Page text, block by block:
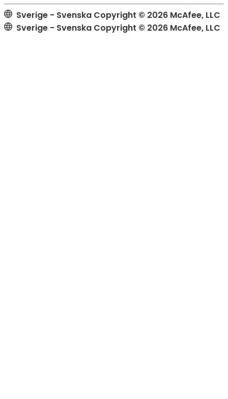
Sverige - Svenska Copyright © 2026 McAfee, LLC
Sverige - Svenska Copyright © 2026 McAfee, LLC